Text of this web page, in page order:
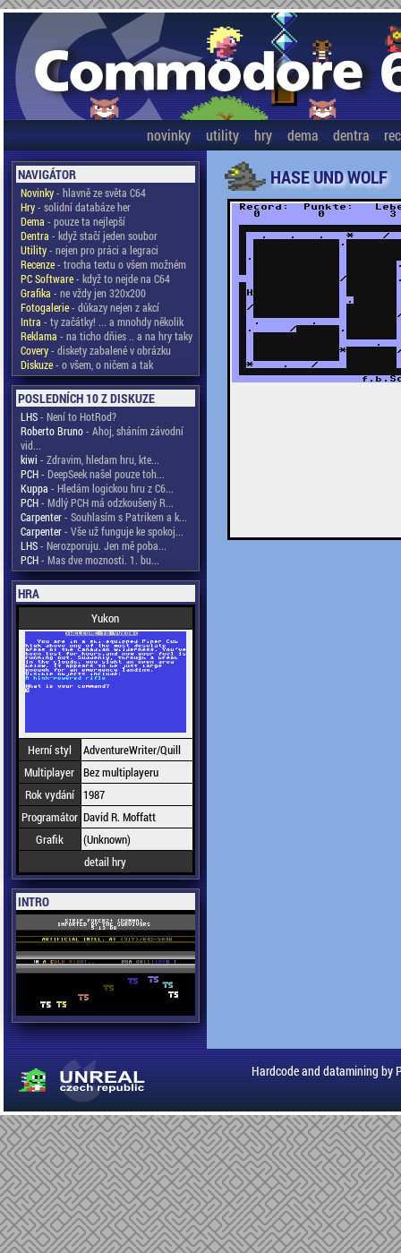
novinky utility hry dema dentra
NAVIGÁTOR
Novinky- hlavně ze světa C64
Hry- solidní databáze her
Dema - pouze ta nejlepší
Dentra - když stačí jeden soubor
Utility- nejen pro práci a legraci
Recenze- trocha textu o všem možném
PC Software- když to nejde na C64
Grafika - ne vždy jen 320x200
Fotogalerie- důkazy nejen z akcí
Intra - ty začátky! ... a mnohdy několik
Reklama - na ticho dňies .. a na hry taky
Covery- diskety zabalené v obrázku
Diskuze- o všem, o ničem a tak
POSLEDNÍCH 10 Z DISKUZE
LHS- Není to HotRod?
Roberto Bruno- Ahoj, sháním závodní
vid...
kiwi - Zdravim, hledam hru, kte...
PCH- DeepSeek našel pouze toh...
Kuppa - Hledám logickou hru z C6...
PCH- Mdlý PCH má odzkoušený R...
Carpenter- Souhlasím s Patrikem a k...
Carpenter- Vše už funguje ke spokoj...
LHS- Nerozporuju. Jen mě poba...
PCH- Mas dve moznosti. 1. bu...
HRA
Yukon
Herní styl
AdventureWriter/Quill
Multiplayer Bez multiplayeru
Rok vydání
1987
Programátor David R. Moffatt
Grafik
(Unknown)
detail hry
INTRO
HASE UND WOLF
Hardcode and datamining by